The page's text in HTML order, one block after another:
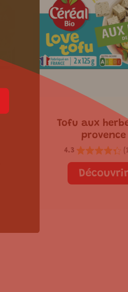
Tofu aux
provence
4.3 (
Découvrir